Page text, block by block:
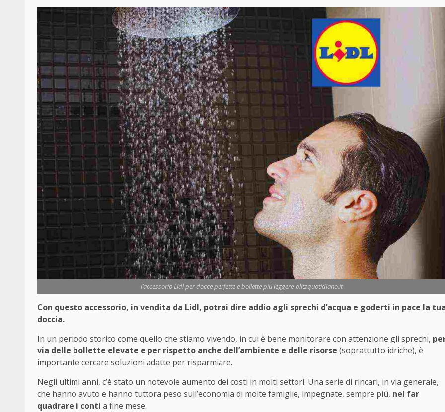
l’accessorio Lidl per docce perfette e bollette più leggere-blitzquotidiano.it
Con questo accessorio, in vendita da Lidl, potrai dire addio agli sprechi d’acqua e goderti in pace la
doccia.
In un periodo storico come quello che stiamo vivendo, in cui è bene monitorare con attenzione gli sprechi,
via delle bollette elevate e per rispetto anche dell’ambiente e delle risorse (soprattutto idriche), è
importante cercare soluzioni adatte per risparmiare.
Negli ultimi anni, c’è stato un notevole aumento dei costi in molti settori. Una serie di rincari, in via generale,
che hanno avuto e hanno tuttora peso sull’economia di molte famiglie, impegnate, sempre più, nel far
quadrare i conti a fine mese.